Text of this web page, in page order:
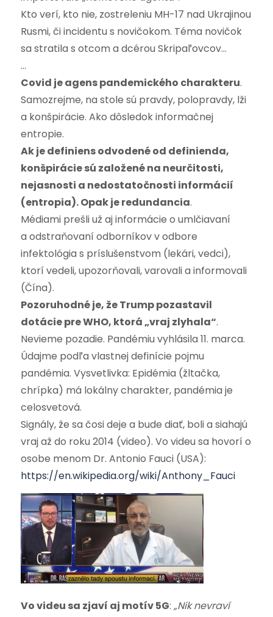
Kto verí, kto nie, zostreleniu MH-17 nad Ukrajinou
Rusmi, či incidentu s novičokom. Téma novičok
sa stratila s otcom a dcérou Skripaľovcov…
…
Covid je agens pandemického charakteru.
Samozrejme, na stole sú pravdy, polopravdy, lži
a konšpirácie. Ako dôsledok informačnej
entropie.
Ak je definiens odvodené od definienda,
konšpirácie sú založené na neurčitosti,
nejasnosti a nedostatočnosti informácií
(entropia). Opak je redundancia.
Médiami prešli už aj informácie o umlčiavaní
a odstraňovaní odborníkov v odbore
infektológia s príslušenstvom (lekári, vedci),
ktorí vedeli, upozorňovali, varovali a informovali
(Čína).
Pozoruhodné je, že Trump pozastavil
dotácie pre WHO, ktorá „vraj zlyhala“.
Nevieme pozadie. Pandémiu vyhlásila 11. marca.
Údajme podľa vlastnej definície pojmu
pandémia. Vysvetlivka: Epidémia (žltačka,
chrípka) má lokálny charakter, pandémia je
celosvetová.
Signály, že sa čosi deje a bude diať, boli a siahajú
vraj až do roku 2014 (video). Vo videu sa hovorí o
osobe menom Dr. Antonio Fauci (USA):
https://en.wikipedia.org/wiki/Anthony_Fauci
Vo videu sa zjaví aj motív 5G: „Nik nevraví